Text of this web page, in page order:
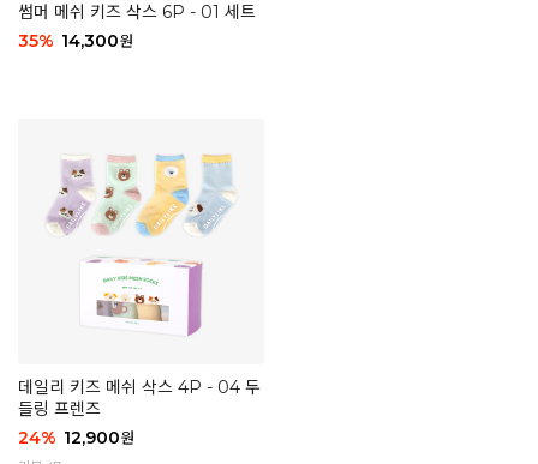
썸머 메쉬 키즈 삭스 6P - 01 세트
35% 14,300원
데일리 키즈 메쉬 삭스 4P - 04 두
들링 프렌즈
24% 12,900원